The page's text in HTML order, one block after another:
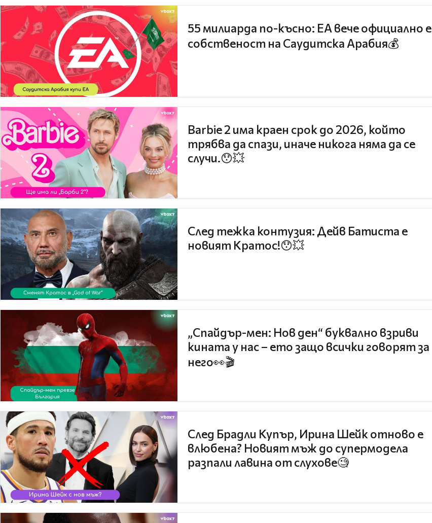
55 милиарда по-късно: EA вече официално е
собственост на Саудитска Арабия💰
Barbie 2 има краен срок до 2026, който
трябва да спази, иначе никога няма да се
случи.😯💥
След тежка контузия: Дейв Батиста е
новият Кратос!😯💥
„Спайдър-мен: Нов ден“ буквално взриви
кината у нас – ето защо всички говорят за
него👀🎬
След Брадли Купър, Ирина Шейк отново е
влюбена? Новият мъж до супермодела
разпали лавина от слухове🧐